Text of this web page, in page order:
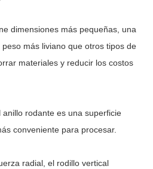
dimensiones más pequeñas, una
más liviano que otros tipos de
materiales y reducir los costos
rodante es una superficie
conveniente para procesar.
radial, el rodillo vertical